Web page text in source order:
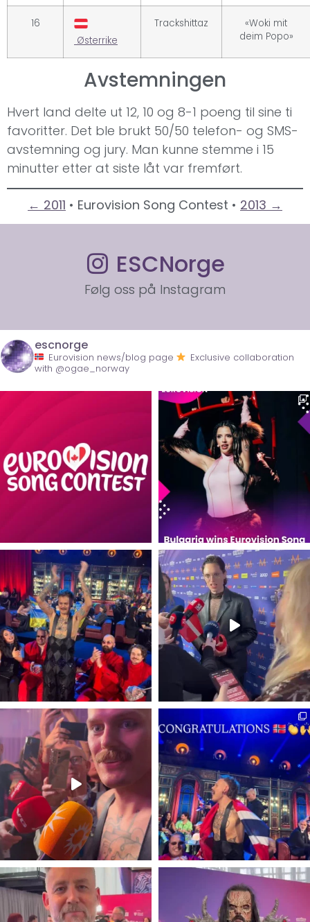
16
Østerrike
Trackshittaz
«Woki mit
deim Popo»
Avstemningen
Hvert land delte ut 12, 10 og 8-1 poeng til sine ti
favoritter. Det ble brukt 50/50 telefon- og SMS-
avstemning og jury. Man kunne stemme i 15
minutter etter at siste låt var fremført.
← 2011 • Eurovision Song Contest • 2013 →
ESCNorge
Følg oss på Instagram
escnorge
Eurovision news/blog page
Exclusive collaboration
with @ogae_norway